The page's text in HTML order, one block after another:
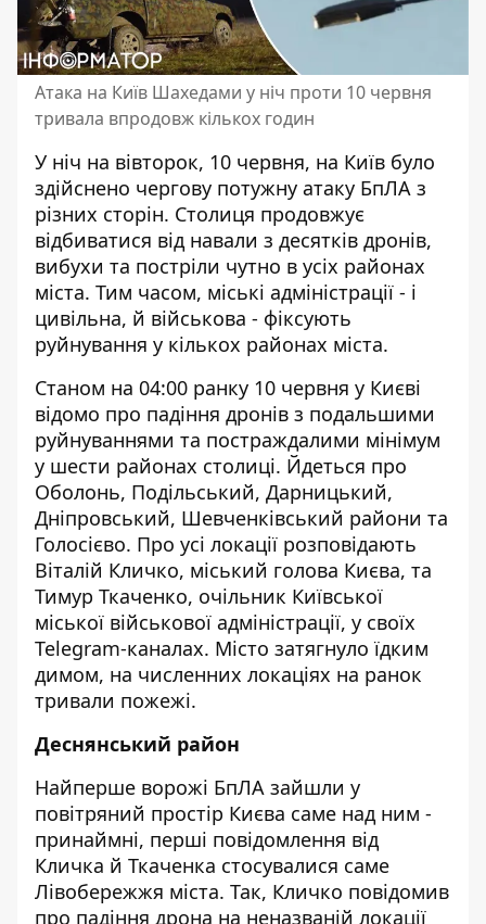
Атака на Київ Шахедами у ніч проти 10 червня
тривала впродовж кількох годин
У ніч на вівторок, 10 червня, на Київ було
здійснено чергову потужну атаку БпЛА з
різних сторін. Столиця продовжує
відбиватися від навали з десятків дронів,
вибухи та постріли чутно в усіх районах
міста. Тим часом, міські адміністрації - і
цивільна, й військова - фіксують
руйнування у кількох районах міста.
Станом на 04:00 ранку 10 червня у Києві
відомо про падіння дронів з подальшими
руйнуваннями та постраждалими мінімум
у шести районах столиці. Йдеться про
Оболонь, Подільський, Дарницький,
Дніпровський, Шевченківський райони та
Голосієво. Про усі локації розповідають
Віталій Кличко, міський голова Києва, та
Тимур Ткаченко, очільник Київської
міської військової адміністрації, у своїх
Telegram-каналах. Місто затягнуло їдким
димом, на численних локаціях на ранок
тривали пожежі.
Деснянський район
Найперше ворожі БпЛА зайшли у
повітряний простір Києва саме над ним -
принаймні, перші повідомлення від
Кличка й Ткаченка стосувалися саме
Лівобережжя міста. Так, Кличко повідомив
про падіння дрона на неназваній локації